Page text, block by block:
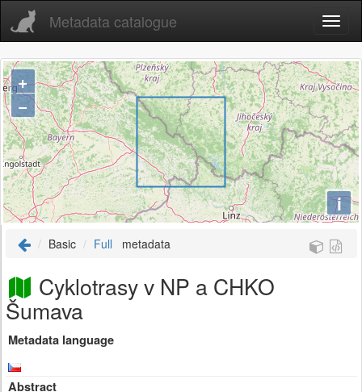
Metadata catalogue
+
−
i
Basic Full metadata
Cyklotrasy v NP a CHKO
Šumava
Metadata language
Abstract